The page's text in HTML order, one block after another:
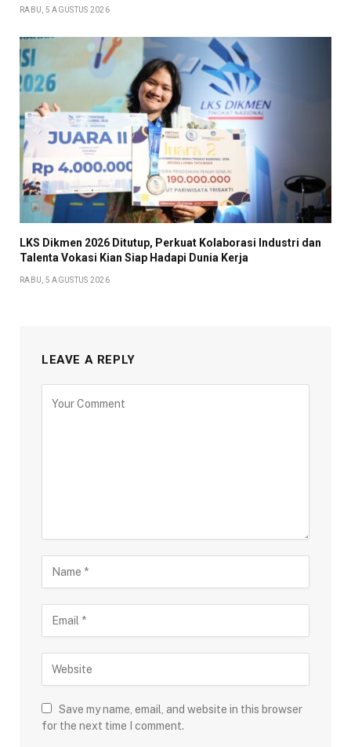
RABU, 5 AGUSTUS 2026
LKS Dikmen 2026 Ditutup, Perkuat Kolaborasi Industri dan
Talenta Vokasi Kian Siap Hadapi Dunia Kerja
RABU, 5 AGUSTUS 2026
LEAVE A REPLY
Save my name, email, and website in this browser
for the next time I comment.